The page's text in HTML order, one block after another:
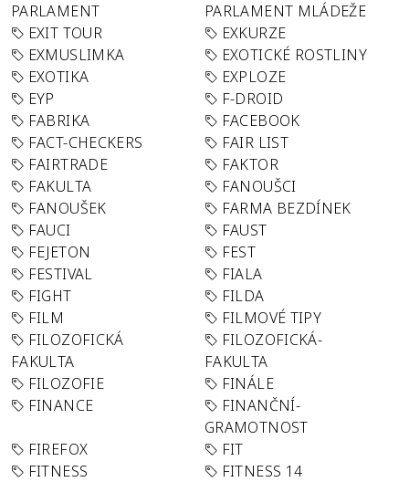
PARLAMENT
PARLAMENT MLÁDEŽE
EXIT TOUR
EXKURZE
EXMUSLIMKA
EXOTICKÉ ROSTLINY
EXOTIKA
EXPLOZE
EYP
F-DROID
FABRIKA
FACEBOOK
FACT-CHECKERS
FAIR LIST
FAIRTRADE
FAKTOR
FAKULTA
FANOUŠCI
FANOUŠEK
FARMA BEZDÍNEK
FAUCI
FAUST
FEJETON
FEST
FESTIVAL
FIALA
FIGHT
FILDA
FILM
FILMOVÉ TIPY
FILOZOFICKÁ
FAKULTA
FILOZOFICKÁ-
FAKULTA
FILOZOFIE
FINÁLE
FINANCE
FINANČNÍ-
GRAMOTNOST
FIREFOX
FIT
FITNESS
FITNESS 14